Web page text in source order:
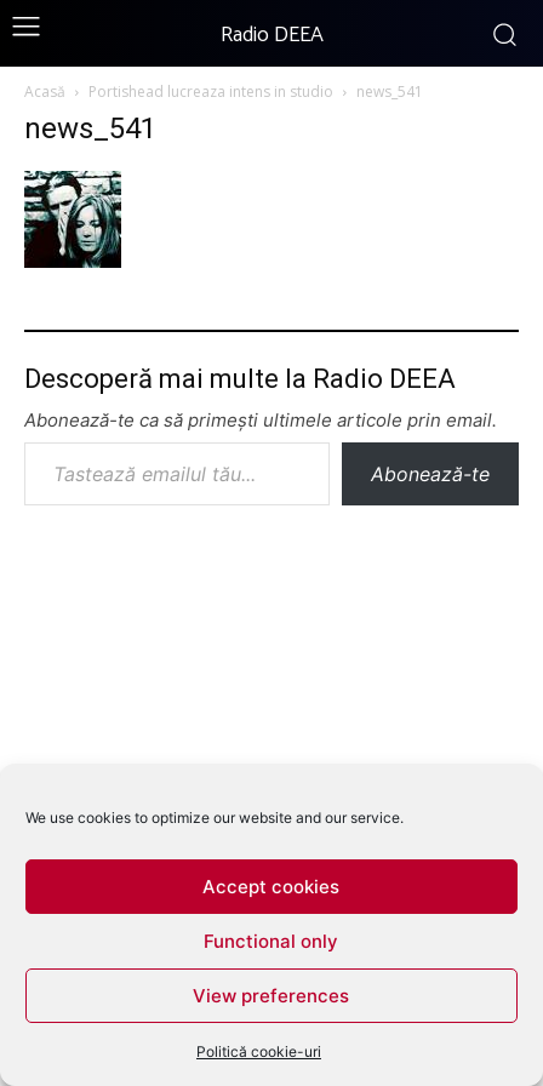
We use cookies to optimize our website and our service.
Accept cookies
Functional only
View preferences
Politică cookie-uri
Radio DEEA
Acasă Portishead lucreaza intens in studio news_541
news_541
Descoperă mai multe la Radio DEEA
Abonează-te ca să primești ultimele articole prin email.
Tastează emailul tău...
Abonează-te